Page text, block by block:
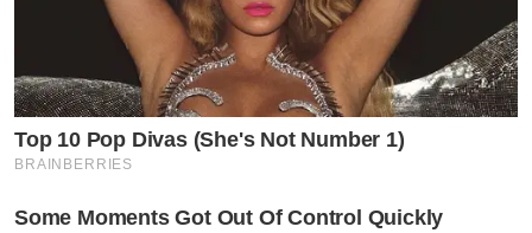
Top 10 Pop Divas (She's Not Number 1)
BRAINBERRIES
Some Moments Got Out Of Control Quickly